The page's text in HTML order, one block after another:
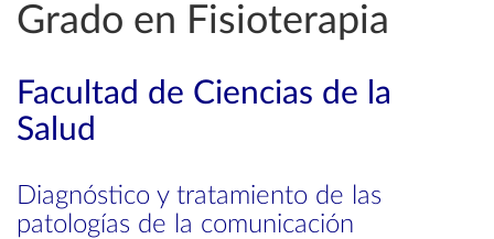
Grado en Fisioterapia
Facultad de Ciencias de la
Salud
Diagnóstico y tratamiento de las
patologías de la comunicación